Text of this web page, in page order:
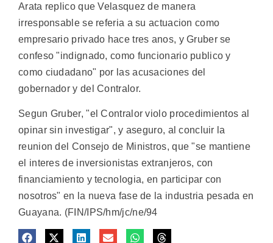
Arata replico que Velasquez de manera
irresponsable se referia a su actuacion como
empresario privado hace tres anos, y Gruber se
confeso "indignado, como funcionario publico y
como ciudadano" por las acusaciones del
gobernador y del Contralor.
Segun Gruber, "el Contralor violo procedimientos al
opinar sin investigar", y aseguro, al concluir la
reunion del Consejo de Ministros, que "se mantiene
el interes de inversionistas extranjeros, con
financiamiento y tecnologia, en participar con
nosotros" en la nueva fase de la industria pesada en
Guayana. (FIN/IPS/hm/jc/ne/94